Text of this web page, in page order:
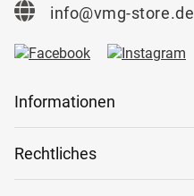
info@vmg-store.de
Informationen
Rechtliches